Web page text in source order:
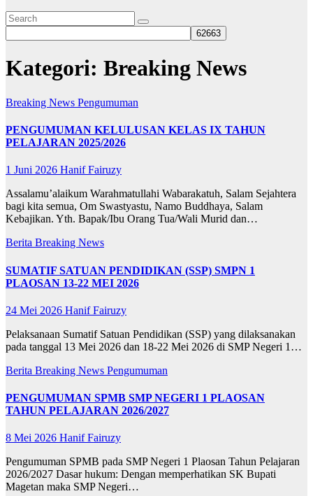
Kategori: Breaking News
Breaking News Pengumuman
PENGUMUMAN KELULUSAN KELAS IX TAHUN
PELAJARAN 2025/2026
1 Juni 2026 Hanif Fairuzy
Assalamu’alaikum Warahmatullahi Wabarakatuh, Salam Sejahtera
bagi kita semua, Om Swastyastu, Namo Buddhaya, Salam
Kebajikan. Yth. Bapak/Ibu Orang Tua/Wali Murid dan…
Berita Breaking News
SUMATIF SATUAN PENDIDIKAN (SSP) SMPN 1
PLAOSAN 13-22 MEI 2026
24 Mei 2026 Hanif Fairuzy
Pelaksanaan Sumatif Satuan Pendidikan (SSP) yang dilaksanakan
pada tanggal 13 Mei 2026 dan 18-22 Mei 2026 di SMP Negeri 1…
Berita Breaking News Pengumuman
PENGUMUMAN SPMB SMP NEGERI 1 PLAOSAN
TAHUN PELAJARAN 2026/2027
8 Mei 2026 Hanif Fairuzy
Pengumuman SPMB pada SMP Negeri 1 Plaosan Tahun Pelajaran
2026/2027 Dasar hukum: Dengan memperhatikan SK Bupati
Magetan maka SMP Negeri…